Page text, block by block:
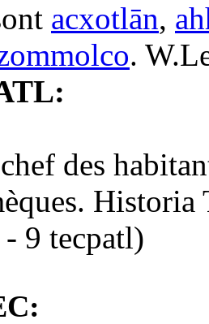
acxotlān,
.
chef des
Historia
- 9 tecpatl)